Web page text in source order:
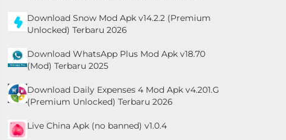
Download Snow Mod Apk v14.2.2 (Premium
Unlocked) Terbaru 2026
Download WhatsApp Plus Mod Apk v18.70
(Mod) Terbaru 2025
Download Daily Expenses 4 Mod Apk v4.201.G
(Premium Unlocked) Terbaru 2026
Live China Apk (no banned) v1.0.4